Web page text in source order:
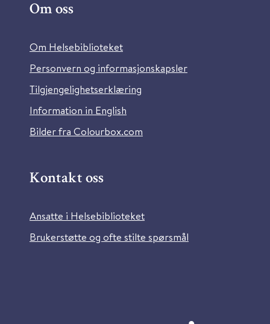
Om oss
Om Helsebiblioteket
Personvern og informasjonskapsler
Tilgjengelighetserklæring
Information in English
Bilder fra Colourbox.com
Kontakt oss
Ansatte i Helsebiblioteket
Brukerstøtte og ofte stilte spørsmål